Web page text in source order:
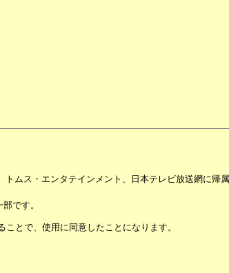
ムス・エンタテインメント、日本テレビ放送網に帰属
部です。
とで、使用に同意したことになります。